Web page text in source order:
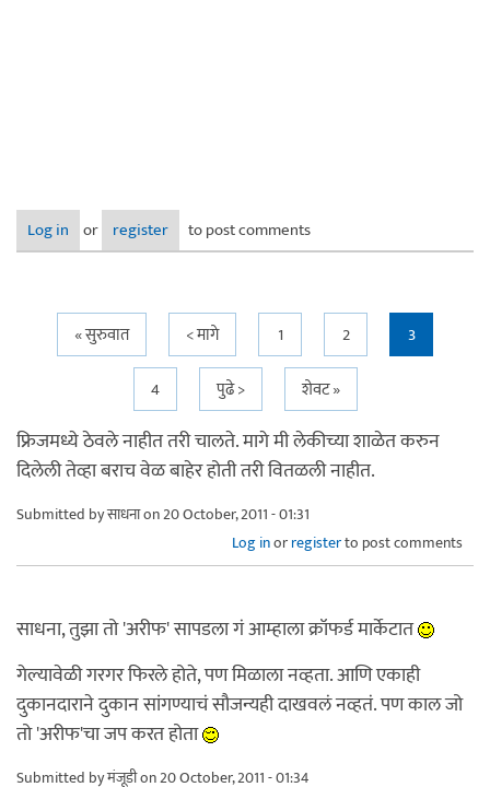
Log in or register to post comments
Pages« सुरुवात < मागे 1 2
3
4
पुढे > शेवट »
फ्रिजमध्ये ठेवले नाहीत तरी चालते. मागे मी लेकीच्या शाळेत करुन
दिलेली तेव्हा बराच वेळ बाहेर होती तरी वितळली नाहीत.
Submitted byसाधनाon 20 October, 2011 - 01:31
Log inorregisterto post comments
साधना, तुझा तो 'अरीफ' सापडला गं आम्हाला क्रॉफर्ड मार्केटात
गेल्यावेळी गरगर फिरले होते, पण मिळाला नव्हता. आणि एकाही
दुकानदाराने दुकान सांगण्याचं सौजन्यही दाखवलं नव्हतं. पण काल जो
तो 'अरीफ'चा जप करत होता
Submitted byमंजूडीon 20 October, 2011 - 01:34